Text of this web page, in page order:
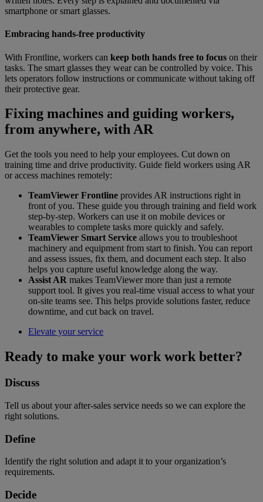
smartphone or smart glasses.
Embracing hands-free productivity
With Frontline, workers can keep both hands free to focus on their
tasks. The smart glasses they wear can be controlled by voice. This
lets operators follow instructions or communicate without taking off
their protective gear.
Fixing machines and guiding workers,
from anywhere, with AR
Get the tools you need to help your employees. Cut down on
training time and drive productivity. Guide field workers using AR
or access machines remotely:
TeamViewer Frontline provides AR instructions right in
front of you. These guide you through training and field work
step-by-step. Workers can use it on mobile devices or
wearables to complete tasks more quickly and safely.
TeamViewer Smart Service allows you to troubleshoot
machinery and equipment from start to finish. You can report
and assess issues, fix them, and document each step. It also
helps you capture useful knowledge along the way.
Assist AR makes TeamViewer more than just a remote
support tool. It gives you real-time visual access to what your
on-site teams see. This helps provide solutions faster, reduce
downtime, and cut back on travel.
Elevate your service
Ready to make your work work better?
Discuss
Tell us about your after-sales service needs so we can explore the
right solutions.
Define
Identify the right solution and adapt it to your organization’s
requirements.
Decide